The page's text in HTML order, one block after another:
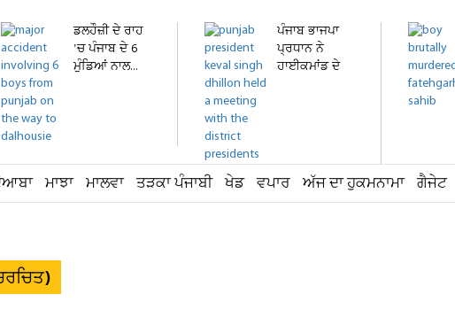
ਡਲਹੌਜ਼ੀ ਦੇ ਰਾਹ
'ਚ ਪੰਜਾਬ ਦੇ 6
ਮੁੰਡਿਆਂ ਨਾਲ...
ਪੰਜਾਬ ਭਾਜਪਾ
ਪ੍ਰਧਾਨ ਨੇ
ਹਾਈਕਮਾਂਡ ਦੇ
ਮਾਝਾ ਮਾਲਵਾ ਤੜਕਾ ਪੰਜਾਬੀ ਖੇਡ ਵਪਾਰ ਅੱਜ ਦਾ ਹੁਕਮਨਾਮਾ ਗੈਜੇਟ